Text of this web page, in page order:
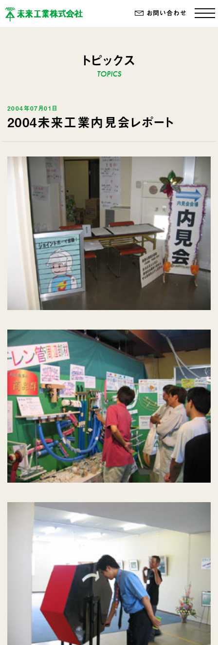
お問い合わせ
トピックス
2004年07月01日
2004未来工業内見会レポート